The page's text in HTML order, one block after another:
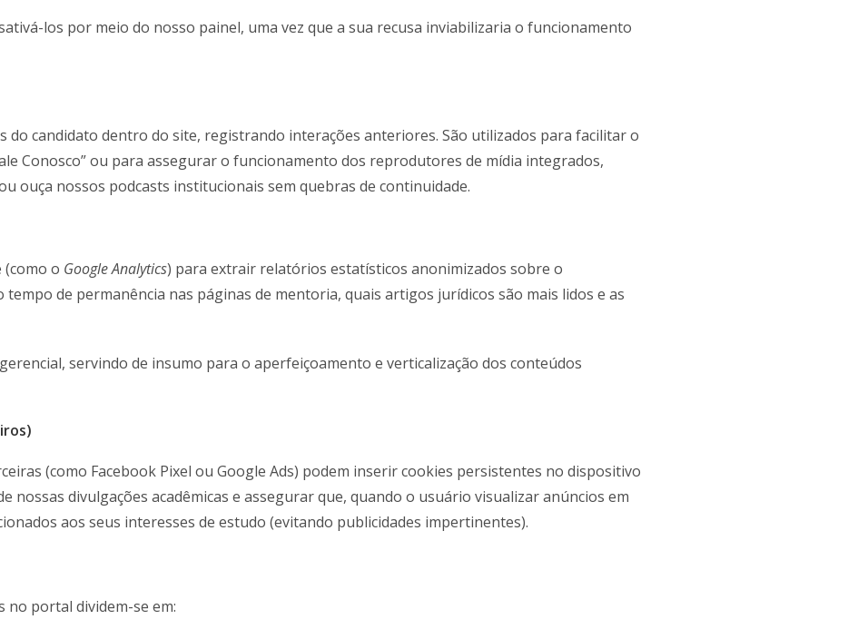
los por meio do nosso painel, uma vez que a sua recusa inviabilizaria o funcionamento
do candidato dentro do site, registrando interações anteriores. São utilizados para facilitar o
Conosco” ou para assegurar o funcionamento dos reprodutores de mídia integrados,
ouça nossos podcasts institucionais sem quebras de continuidade.
(como o Google Analytics) para extrair relatórios estatísticos anonimizados sobre o
de permanência nas páginas de mentoria, quais artigos jurídicos são mais lidos e as
servindo de insumo para o aperfeiçoamento e verticalização dos conteúdos
(como Facebook Pixel ou Google Ads) podem inserir cookies persistentes no dispositivo
nossas divulgações acadêmicas e assegurar que, quando o usuário visualizar anúncios em
aos seus interesses de estudo (evitando publicidades impertinentes).
no portal dividem-se em: